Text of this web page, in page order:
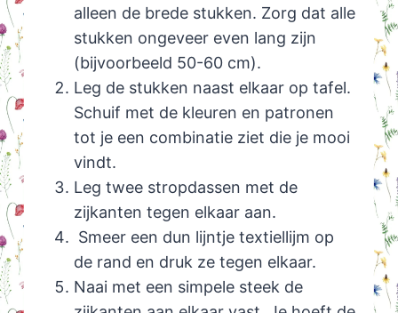
alleen de brede stukken. Zorg dat alle
stukken ongeveer even lang zijn
(bijvoorbeeld 50-60 cm).
Leg de stukken naast elkaar op tafel.
Schuif met de kleuren en patronen
tot je een combinatie ziet die je mooi
vindt.
Leg twee stropdassen met de
zijkanten tegen elkaar aan.
Smeer een dun lijntje textiellijm op
de rand en druk ze tegen elkaar.
Naai met een simpele steek de